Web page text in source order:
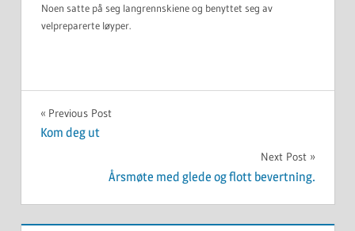
Noen satte på seg langrennskiene og benyttet seg av
velpreparerte løyper.
UKATEGORISERT
Innleggsnavigasjon
Previous Post
Kom deg ut
Next Post
Årsmøte med glede og flott bevertning.